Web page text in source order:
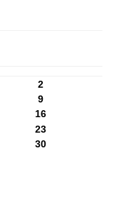
2
9
16
23
30